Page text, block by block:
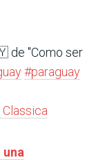
de "Como ser
#paraguay